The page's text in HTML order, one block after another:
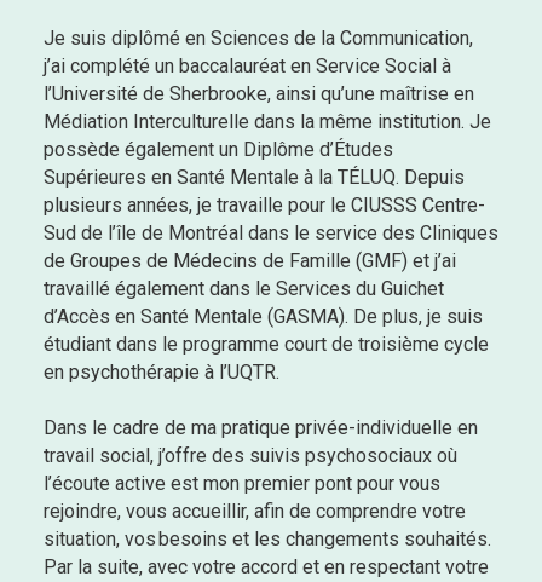
Je suis diplômé en Sciences de la Communication,
j’ai complété un baccalauréat en Service Social à
l’Université de Sherbrooke, ainsi qu’une maîtrise en
Médiation Interculturelle dans la même institution. Je
possède également un Diplôme d’Études
Supérieures en Santé Mentale à la TÉLUQ. Depuis
plusieurs années, je travaille pour le CIUSSS Centre-
Sud de l’île de Montréal dans le service des Cliniques
de Groupes de Médecins de Famille (GMF) et j’ai
travaillé également dans le Services du Guichet
d’Accès en Santé Mentale (GASMA). De plus, je suis
étudiant dans le programme court de troisième cycle
en psychothérapie à l’UQTR.
Dans le cadre de ma pratique privée-individuelle en
travail social, j’offre des suivis psychosociaux où
l’écoute active est mon premier pont pour vous
rejoindre, vous accueillir, afin de comprendre votre
situation, vos besoins et les changements souhaités.
Par la suite, avec votre accord et en respectant votre